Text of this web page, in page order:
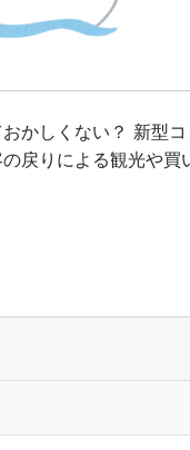
かしくない？ 新型
戻りによる観光や